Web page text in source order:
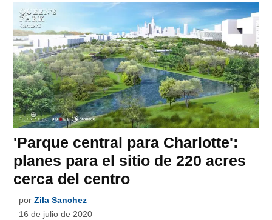
'Parque central para Charlotte':
planes para el sitio de 220 acres
cerca del centro
por Zila Sanchez
16 de julio de 2020